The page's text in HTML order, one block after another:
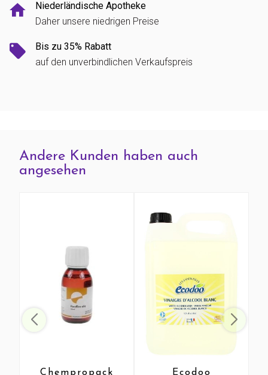
Niederländische Apotheke
Daher unsere niedrigen Preise
Bis zu 35% Rabatt
auf den unverbindlichen Verkaufspreis
Andere Kunden haben auch
angesehen
Chempropack
Ecodoo